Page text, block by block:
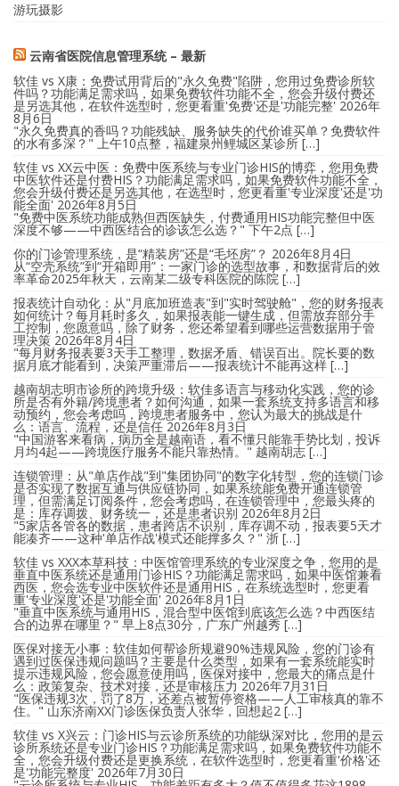
游玩摄影
云南省医院信息管理系统 – 最新
软佳 vs X康：免费试用背后的"永久免费"陷阱，您用过免费诊所软
件吗？功能满足需求吗，如果免费软件功能不全，您会升级付费还
是另选其他，在软件选型时，您更看重'免费'还是'功能完整' 2026年
8月6日
"永久免费真的香吗？功能残缺、服务缺失的代价谁买单？免费软件
的水有多深？" 上午10点整，福建泉州鲤城区某诊所 […]
软佳 vs XX云中医：免费中医系统与专业门诊HIS的博弈，您用免费
中医软件还是付费HIS？功能满足需求吗，如果免费软件功能不全，
您会升级付费还是另选其他，在选型时，您更看重'专业深度'还是'功
能全面' 2026年8月5日
"免费中医系统功能成熟但西医缺失，付费通用HIS功能完整但中医
深度不够——中西医结合的诊该怎么选？" 下午2点 […]
你的门诊管理系统，是“精装房”还是“毛坯房”？ 2026年8月4日
从“空壳系统”到“开箱即用”：一家门诊的选型故事，和数据背后的效
率革命2025年秋天，云南某二级专科医院的陈院 […]
报表统计自动化：从"月底加班造表"到"实时驾驶舱"，您的财务报表
如何统计？每月耗时多久，如果报表能一键生成，但需放弃部分手
工控制，您愿意吗，除了财务，您还希望看到哪些运营数据用于管
理决策 2026年8月4日
"每月财务报表要3天手工整理，数据矛盾、错误百出。院长要的数
据月底才能看到，决策严重滞后——报表统计不能再这样 […]
越南胡志明市诊所的跨境升级：软佳多语言与移动化实践，您的诊
所是否有外籍/跨境患者？如何沟通，如果一套系统支持多语言和移
动预约，您会考虑吗，跨境患者服务中，您认为最大的挑战是什
么：语言、流程，还是信任 2026年8月3日
"中国游客来看病，病历全是越南语，看不懂只能靠手势比划，投诉
月均4起——跨境医疗服务不能只靠热情。" 越南胡志 […]
连锁管理：从"单店作战"到"集团协同"的数字化转型，您的连锁门诊
是否实现了数据互通与供应链协同，如果系统能免费开通连锁管
理，但需满足订阅条件，您会考虑吗，在连锁管理中，您最头疼的
是：库存调拨、财务统一，还是患者识别 2026年8月2日
"5家店各管各的数据，患者跨店不识别，库存调不动，报表要5天才
能凑齐——这种'单店作战'模式还能撑多久？" 浙 […]
软佳 vs XXX本草科技：中医馆管理系统的专业深度之争，您用的是
垂直中医系统还是通用门诊HIS？功能满足需求吗，如果中医馆兼看
西医，您会选专业中医软件还是通用HIS，在系统选型时，您更看
重'专业深度'还是'功能全面' 2026年8月1日
"垂直中医系统与通用HIS，混合型中医馆到底该怎么选？中西医结
合的边界在哪里？" 早上8点30分，广东广州越秀 […]
医保对接无小事：软佳如何帮诊所规避90%违规风险，您的门诊有
遇到过医保违规问题吗？主要是什么类型，如果有一套系统能实时
提示违规风险，您会愿意使用吗，医保对接中，您最大的痛点是什
么：政策复杂、技术对接，还是审核压力 2026年7月31日
"医保违规3次，罚了8万，还差点被暂停资格——人工审核真的靠不
住。" 山东济南XX门诊医保负责人张华，回想起2 […]
软佳 vs X兴云：门诊HIS与云诊所系统的功能纵深对比，您用的是云
诊所系统还是专业门诊HIS？功能满足需求吗，如果免费软件功能不
全，您会升级付费还是更换系统，在软件选型时，您更看重'价格'还
是'功能完整度' 2026年7月30日